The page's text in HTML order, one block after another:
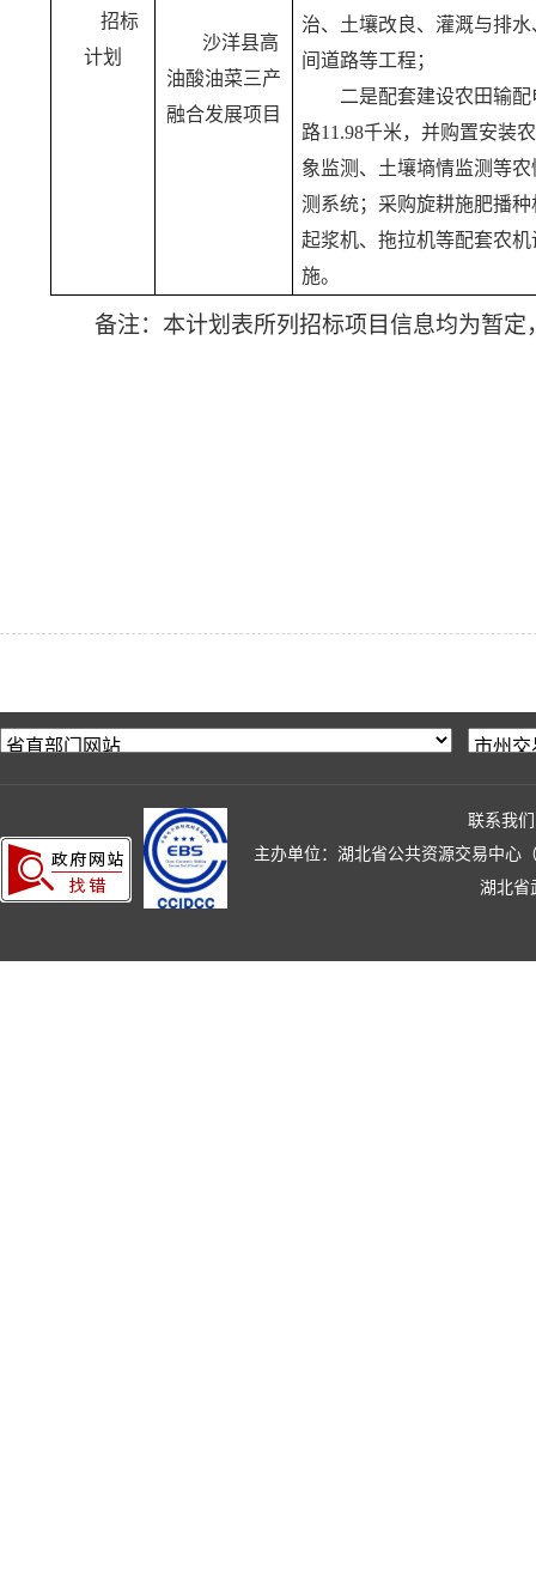
招标
计划
沙洋县高
油酸油菜三产
融合发展项目
治、土壤改良、灌溉与排水
间道路等工程；
二是配套建设农田输配
路11.98千米，并购置安装
象监测、土壤墒情监测等农
测系统；采购旋耕施肥播种
起浆机、拖拉机等配套农机
施。
备注：本计划表所列招标项目信息均为暂
联系我们
主办单位：湖北省公共资源交易中心
湖北省